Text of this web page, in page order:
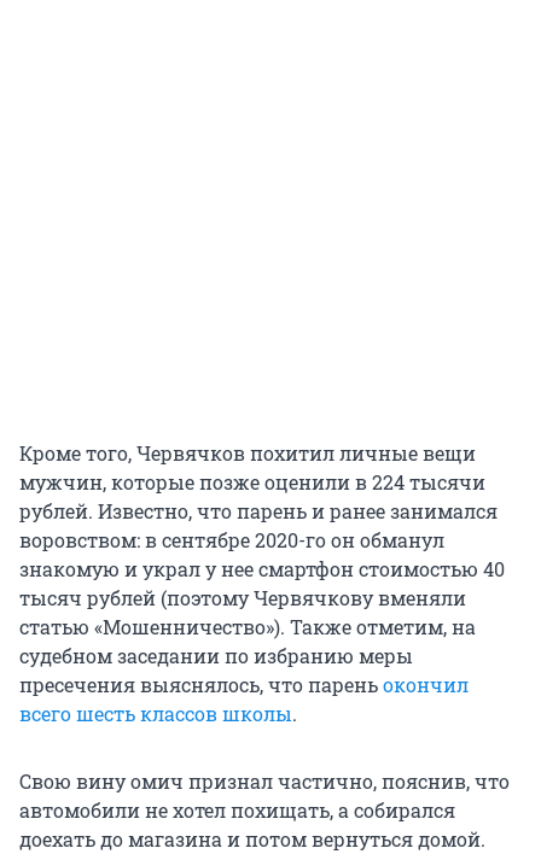
Кроме того, Червячков похитил личные вещи
мужчин, которые позже оценили в 224 тысячи
рублей. Известно, что парень и ранее занимался
воровством: в сентябре 2020-го он обманул
знакомую и украл у нее смартфон стоимостью 40
тысяч рублей (поэтому Червячкову вменяли
статью «Мошенничество»). Также отметим, на
судебном заседании по избранию меры
пресечения выяснялось, что пареньокончил
всего шесть классов школы.
Свою вину омич признал частично, пояснив, что
автомобили не хотел похищать, а собирался
доехать до магазина и потом вернуться домой.